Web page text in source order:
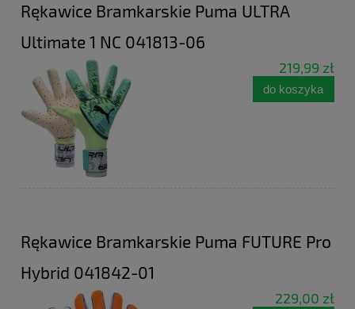
Rękawice Bramkarskie Puma ULTRA
Ultimate 1 NC 041813-06
219,99 zł
do koszyka
Rękawice Bramkarskie Puma FUTURE Pro
Hybrid 041842-01
229,00 zł